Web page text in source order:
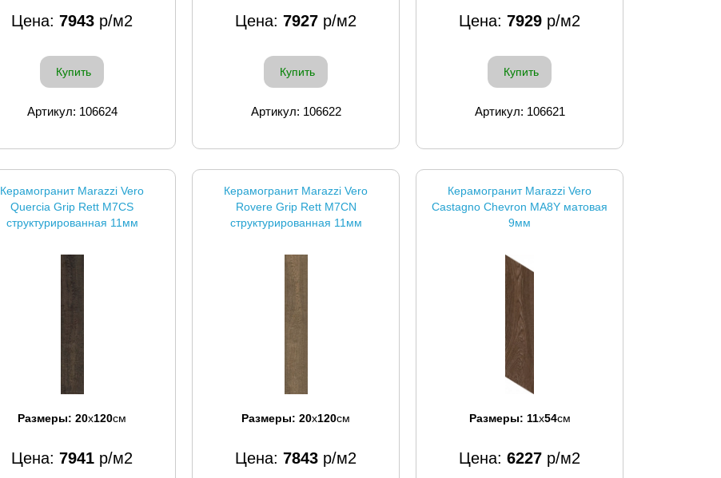
Цена: 7943 р/м2
Купить
Артикул: 106624
Цена: 7927 р/м2
Купить
Артикул: 106622
Цена: 7929 р/м2
Купить
Артикул: 106621
Керамогранит Marazzi Vero
Quercia Grip Rett M7CS
структурированная 11мм
Размеры: 20x120см
Цена: 7941 р/м2
Керамогранит Marazzi Vero
Rovere Grip Rett M7CN
структурированная 11мм
Размеры: 20x120см
Цена: 7843 р/м2
Керамогранит Marazzi Vero
Castagno Chevron MA8Y матовая
9мм
Размеры: 11x54см
Цена: 6227 р/м2